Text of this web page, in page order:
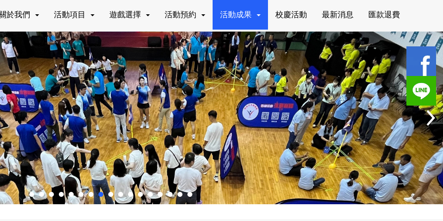
於我們 活動項目 遊戲選擇 活動預約 活動成果 校慶活動 最新消息 匯款退費